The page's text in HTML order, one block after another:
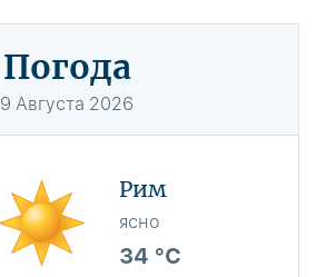
Погода
9 Августа 2026
Рим
ясно
34 °C